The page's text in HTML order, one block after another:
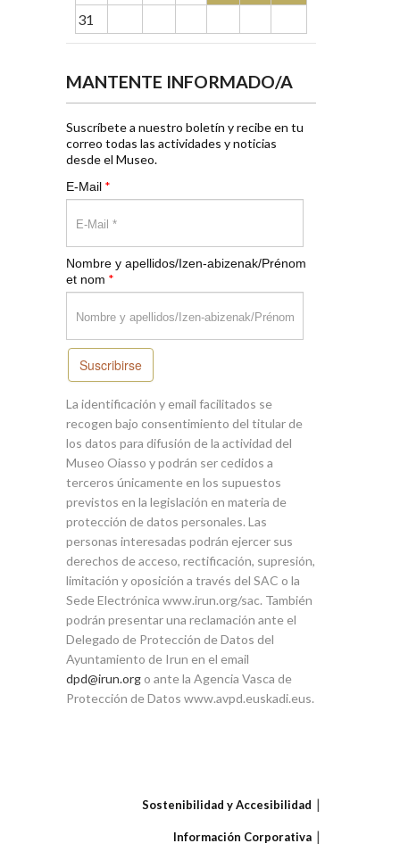
31
MANTENTE INFORMADO/A
Suscríbete a nuestro boletín y recibe en tu
correo todas las actividades y noticias
desde el Museo.
E-Mail *
Nombre y apellidos/Izen-abizenak/Prénom
et nom *
Suscribirse
La identificación y email facilitados se
recogen bajo consentimiento del titular de
los datos para difusión de la actividad del
Museo Oiasso y podrán ser cedidos a
terceros únicamente en los supuestos
previstos en la legislación en materia de
protección de datos personales. Las
personas interesadas podrán ejercer sus
derechos de acceso, rectificación, supresión,
limitación y oposición a través del SAC o la
Sede Electrónica www.irun.org/sac. También
podrán presentar una reclamación ante el
Delegado de Protección de Datos del
Ayuntamiento de Irun en el email
dpd@irun.org o ante la Agencia Vasca de
Protección de Datos www.avpd.euskadi.eus.
Sostenibilidad y Accesibilidad
Información Corporativa